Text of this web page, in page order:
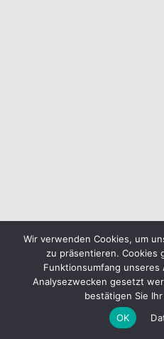
Wir verwenden Cookies, um
zu präsentieren. Cookies
Funktionsumfang
Analysezwecken gesetzt
bestätigen Sie
OK